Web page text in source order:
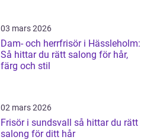
03 mars 2026
Dam- och herrfrisör i Hässleholm:
Så hittar du rätt salong för hår,
färg och stil
02 mars 2026
Frisör i sundsvall så hittar du rätt
salong för ditt hår